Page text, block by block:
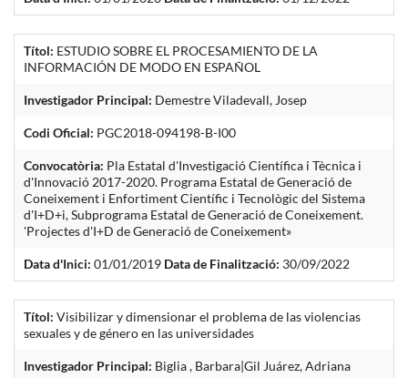
Títol: ESTUDIO SOBRE EL PROCESAMIENTO DE LA
INFORMACIÓN DE MODO EN ESPAÑOL
Investigador Principal: Demestre Viladevall, Josep
Codi Oficial: PGC2018-094198-B-I00
Convocatòria: Pla Estatal d'Investigació Científica i Tècnica i
d'Innovació 2017-2020. Programa Estatal de Generació de
Coneixement i Enfortiment Científic i Tecnològic del Sistema
d'I+D+i, Subprograma Estatal de Generació de Coneixement.
'Projectes d'I+D de Generació de Coneixement»
Data d'Inici: 01/01/2019 Data de Finalització: 30/09/2022
Títol: Visibilizar y dimensionar el problema de las violencias
sexuales y de género en las universidades
Investigador Principal: Biglia , Barbara|Gil Juárez, Adriana